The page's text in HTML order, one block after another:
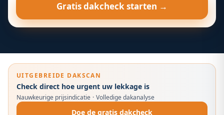
Gratis dakcheck starten →
UITGEBREIDE DAKSCAN
Check direct hoe urgent uw lekkage is
Nauwkeurige prijsindicatie · Volledige dakanalyse
Doe de gratis dakcheck